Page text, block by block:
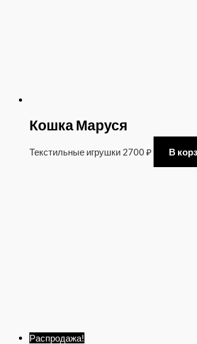
Кошка Маруся
Текстильные игрушки 2700 ₽ В
Распродажа!